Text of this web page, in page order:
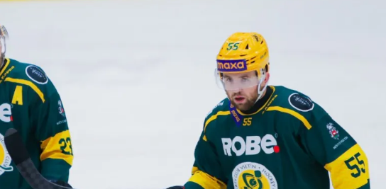
Curling
Florbal
Futsal
Golf
Gymnastika
Motorsport
Olympijské hry
Parasport
Plavání
Plážový volejbal
Volejbal
Ostatní